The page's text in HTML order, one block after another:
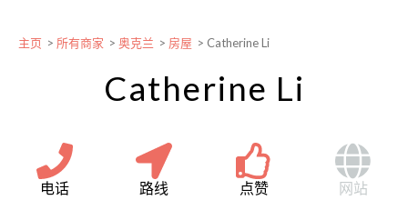
主页 > 所有商家 > 奥克兰 > 房屋 > Catherine Li
Catherine Li
电话 路线 点赞 网站